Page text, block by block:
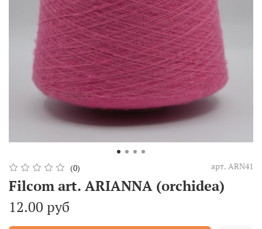
(0) арт. ARN41
Filcom art. ARIANNA (orchidea)
12.00 руб